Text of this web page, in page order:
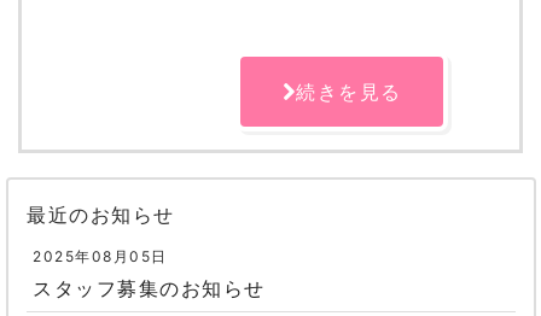
続きを見る
最近のお知らせ
2025年08月05日
スタッフ募集のお知らせ